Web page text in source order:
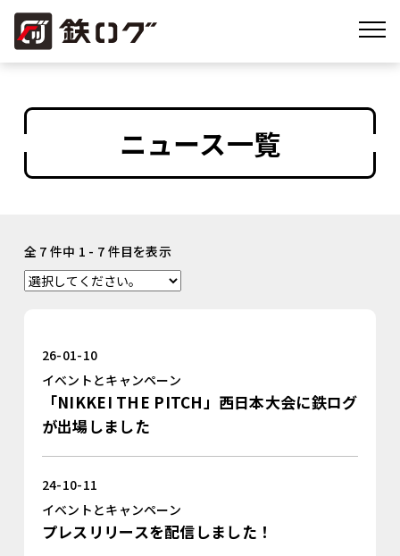
ニュース一覧
全 7 件中 1 - 7 件目を表示
26-01-10
イベントとキャンペーン
「NIKKEI THE PITCH」西日本大会に鉄ログ
が出場しました
24-10-11
イベントとキャンペーン
プレスリリースを配信しました！